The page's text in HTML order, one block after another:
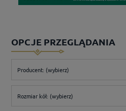
OPCJE PRZEGLĄDANIA
Producent: (wybierz)
Rozmiar kół: (wybierz)